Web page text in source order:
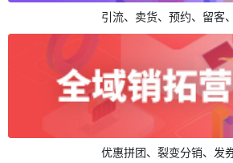
引流、卖货、预约、留客
优惠拼团、裂变分销、发